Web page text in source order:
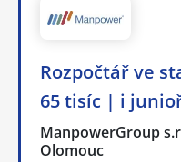
Rozpočtář ve
65 tisíc | i
ManpowerGroup
Olomouc